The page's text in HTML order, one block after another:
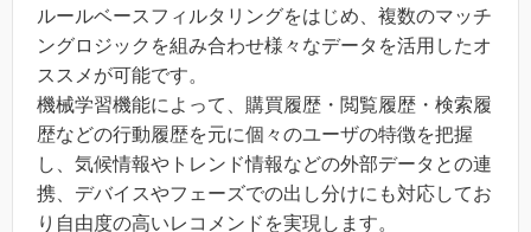
ルールベースフィルタリングをはじめ、複数のマッチ
ングロジックを組み合わせ様々なデータを活用したオ
ススメが可能です。
機械学習機能によって、購買履歴・閲覧履歴・検索履
歴などの行動履歴を元に個々のユーザの特徴を把握
し、気候情報やトレンド情報などの外部データとの連
携、デバイスやフェーズでの出し分けにも対応してお
り自由度の高いレコメンドを実現します。